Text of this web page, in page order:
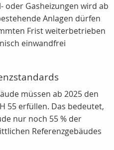
oder Gasheizungen wird ab
Anlagen dürfen
Frist weiterbetrieben
einwandfrei
müssen ab 2025 den
55 erfüllen. Das bedeutet,
nur noch 55 % der
Referenzgebäudes